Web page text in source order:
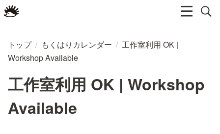
トップ / もくはりカレンダー / 工作室利用 OK |
Workshop Available
工作室利用 OK | Workshop
Available